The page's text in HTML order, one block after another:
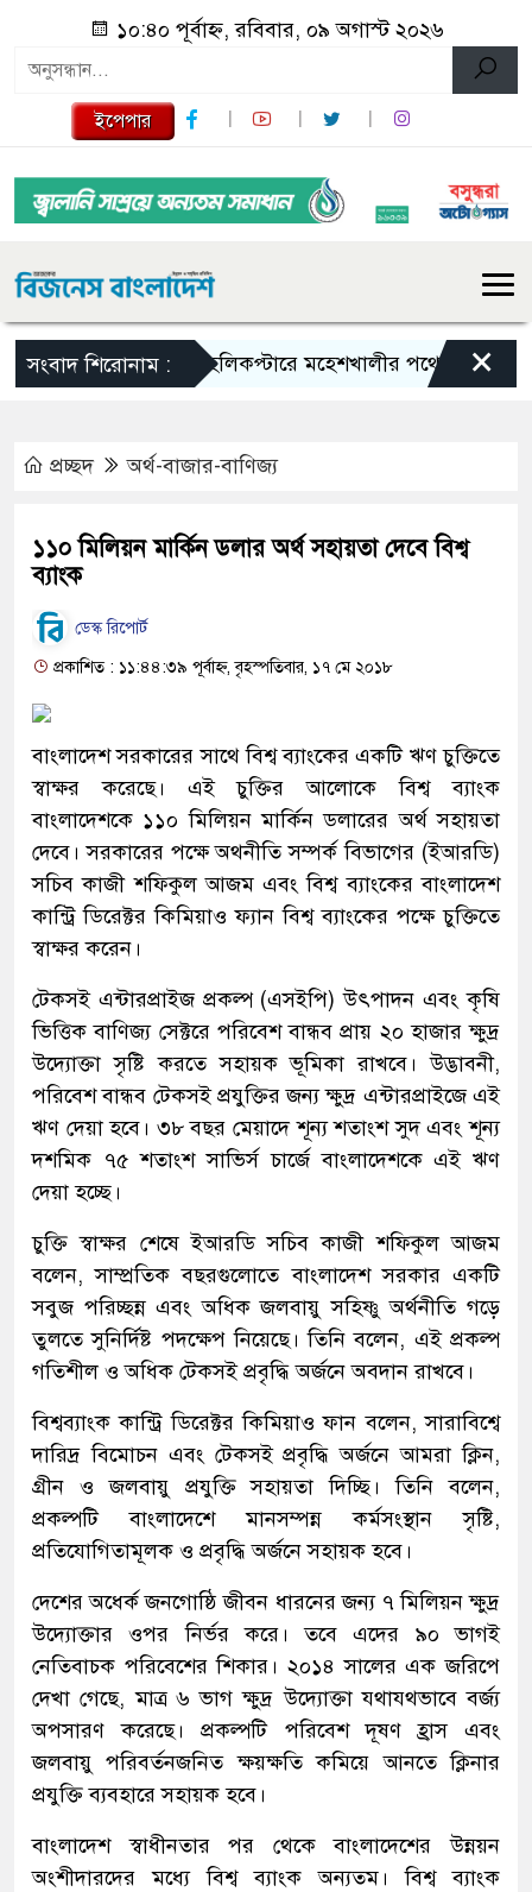
১০:৪০ পূর্বাহ্ন, রবিবার, ০৯ অগাস্ট ২০২৬
ইপেপার
সংবাদ শিরোনাম :হেলিকপ্টারে মহেশখালীর পথে প্রধানমন্ত্রী×
প্রচ্ছদ অর্থ-বাজার-বাণিজ্য
১১০ মিলিয়ন মার্কিন ডলার অর্থ সহায়তা দেবে বিশ্ব
ব্যাংক
ডেস্ক রিপোর্ট
প্রকাশিত : ১১:৪৪:৩৯ পূর্বাহ্ন, বৃহস্পতিবার, ১৭ মে ২০১৮
বাংলাদেশ সরকারের সাথে বিশ্ব ব্যাংকের একটি ঋণ চুক্তিতে
স্বাক্ষর করেছে। এই চুক্তির আলোকে বিশ্ব ব্যাংক
বাংলাদেশকে ১১০ মিলিয়ন মার্কিন ডলারের অর্থ সহায়তা
দেবে। সরকারের পক্ষে অথনীতি সম্পর্ক বিভাগের (ইআরডি)
সচিব কাজী শফিকুল আজম এবং বিশ্ব ব্যাংকের বাংলাদেশ
কান্ট্রি ডিরেক্টর কিমিয়াও ফ্যান বিশ্ব ব্যাংকের পক্ষে চুক্তিতে
স্বাক্ষর করেন।
টেকসই এন্টারপ্রাইজ প্রকল্প (এসইপি) উৎপাদন এবং কৃষি
ভিত্তিক বাণিজ্য সেক্টরে পরিবেশ বান্ধব প্রায় ২০ হাজার ক্ষুদ্র
উদ্যোক্তা সৃষ্টি করতে সহায়ক ভূমিকা রাখবে। উদ্ভাবনী,
পরিবেশ বান্ধব টেকসই প্রযুক্তির জন্য ক্ষুদ্র এন্টারপ্রাইজে এই
ঋণ দেয়া হবে। ৩৮ বছর মেয়াদে শূন্য শতাংশ সুদ এবং শূন্য
দশমিক ৭৫ শতাংশ সাভির্স চার্জে বাংলাদেশকে এই ঋণ
দেয়া হচ্ছে।
চুক্তি স্বাক্ষর শেষে ইআরডি সচিব কাজী শফিকুল আজম
বলেন, সাম্প্রতিক বছরগুলোতে বাংলাদেশ সরকার একটি
সবুজ পরিচ্ছন্ন এবং অধিক জলবায়ু সহিষ্ণু অর্থনীতি গড়ে
তুলতে সুনির্দিষ্ট পদক্ষেপ নিয়েছে। তিনি বলেন, এই প্রকল্প
গতিশীল ও অধিক টেকসই প্রবৃদ্ধি অর্জনে অবদান রাখবে।
বিশ্বব্যাংক কান্ট্রি ডিরেক্টর কিমিয়াও ফান বলেন, সারাবিশ্বে
দারিদ্র বিমোচন এবং টেকসই প্রবৃদ্ধি অর্জনে আমরা ক্লিন,
গ্রীন ও জলবায়ু প্রযুক্তি সহায়তা দিচ্ছি। তিনি বলেন,
প্রকল্পটি বাংলাদেশে মানসম্পন্ন কর্মসংস্থান সৃষ্টি,
প্রতিযোগিতামূলক ও প্রবৃদ্ধি অর্জনে সহায়ক হবে।
দেশের অধের্ক জনগোষ্ঠি জীবন ধারনের জন্য ৭ মিলিয়ন ক্ষুদ্র
উদ্যোক্তার ওপর নির্ভর করে। তবে এদের ৯০ ভাগই
নেতিবাচক পরিবেশের শিকার। ২০১৪ সালের এক জরিপে
দেখা গেছে, মাত্র ৬ ভাগ ক্ষুদ্র উদ্যোক্তা যথাযথভাবে বর্জ্য
অপসারণ করেছে। প্রকল্পটি পরিবেশ দূষণ হ্রাস এবং
জলবায়ু পরিবর্তনজনিত ক্ষয়ক্ষতি কমিয়ে আনতে ক্লিনার
প্রযুক্তি ব্যবহারে সহায়ক হবে।
বাংলাদেশ স্বাধীনতার পর থেকে বাংলাদেশের উন্নয়ন
অংশীদারদের মধ্যে বিশ্ব ব্যাংক অন্যতম। বিশ্ব ব্যাংক